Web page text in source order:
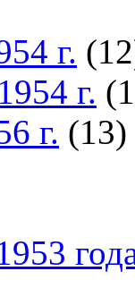
г.
г.
г. (13)